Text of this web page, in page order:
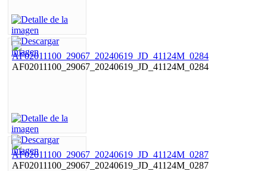
AF02011100_29067_20240619_JD_41124M_0284
AF02011100_29067_20240619_JD_41124M_0287